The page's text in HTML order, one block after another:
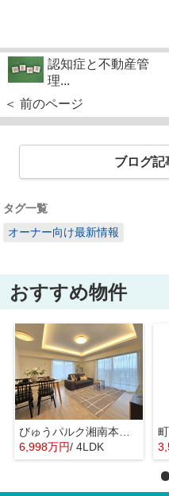
認知症と不動産管
理...
＜ 前のページ
ブログ記
タグ一覧
オーナー向け最新情報
おすすめ物件
6,998万円/ 4LDK